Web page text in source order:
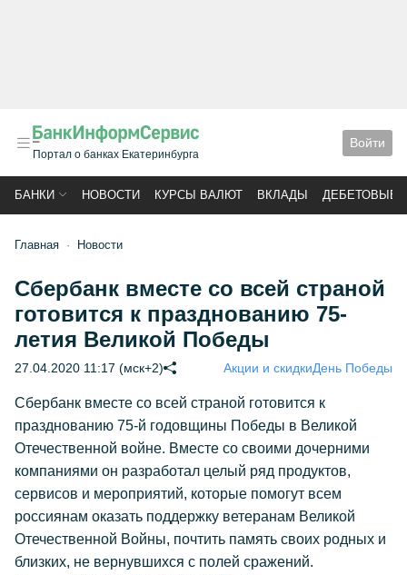
Портал о банках Екатеринбурга
Войти
БАНКИ НОВОСТИ КУРСЫ ВАЛЮТ ВКЛАДЫ ДЕБЕТОВЫЕ
Главная Новости
Сбербанк вместе со всей страной
готовится к празднованию 75-
летия Великой Победы
27.04.2020 11:17 (мск+2) Акции и скидкиДень Победы
Сбербанк вместе со всей страной готовится к
празднованию 75-й годовщины Победы в Великой
Отечественной войне. Вместе со своими дочерними
компаниями он разработал целый ряд продуктов,
сервисов и мероприятий, которые помогут всем
россиянам оказать поддержку ветеранам Великой
Отечественной Войны, почтить память своих родных и
близких, не вернувшихся с полей сражений.